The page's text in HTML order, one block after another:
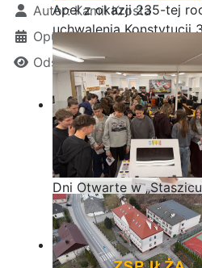
Apel z okazji 235-tej
uchwalenia Konstytucji
Dni Otwarte w
nami
Autor:Kamil Krosta
Opublikowano: 25
Odsłon: 101